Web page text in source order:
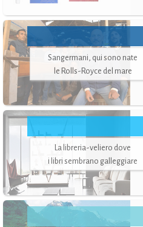
Sangermani, qui sono nate
le Rolls-Royce del mare
La libreria-veliero dove
i libri sembrano galleggiare